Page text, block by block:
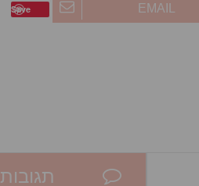
EMAIL
Save
תגובות